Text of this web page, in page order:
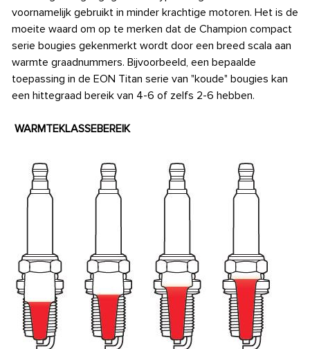
voornamelijk gebruikt in minder krachtige motoren. Het is de
moeite waard om op te merken dat de Champion compact
serie bougies gekenmerkt wordt door een breed scala aan
warmte graadnummers. Bijvoorbeeld, een bepaalde
toepassing in de EON Titan serie van "koude" bougies kan
een hittegraad bereik van 4-6 of zelfs 2-6 hebben.
WARMTEKLASSEBEREIK